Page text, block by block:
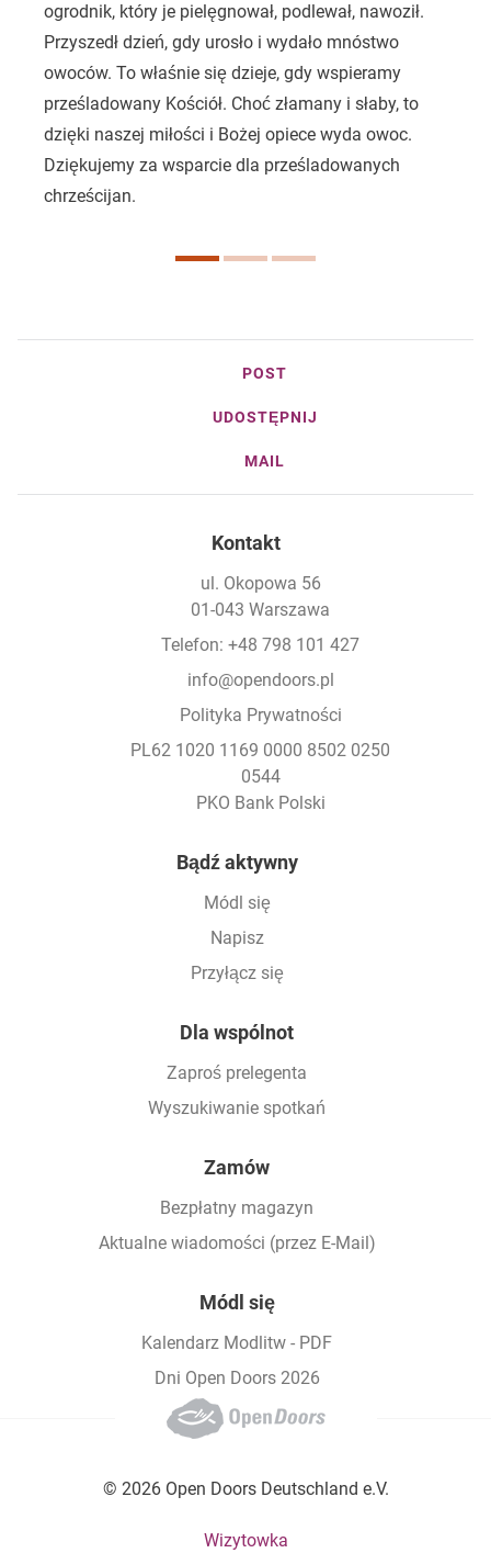
ogrodnik, który je pielęgnował, podlewał, nawoził.
Przyszedł dzień, gdy urosło i wydało mnóstwo
owoców. To właśnie się dzieje, gdy wspieramy
prześladowany Kościół. Choć złamany i słaby, to
dzięki naszej miłości i Bożej opiece wyda owoc.
Dziękujemy za wsparcie dla prześladowanych
chrześcijan.
POST
UDOSTĘPNIJ
MAIL
Kontakt
ul. Okopowa 56
01-043 Warszawa
Telefon: +48 798 101 427
info@opendoors.pl
Polityka Prywatności
PL62 1020 1169 0000 8502 0250
0544
PKO Bank Polski
Bądź aktywny
Módl się
Napisz
Przyłącz się
Dla wspólnot
Zaproś prelegenta
Wyszukiwanie spotkań
Zamów
Bezpłatny magazyn
Aktualne wiadomości (przez E-Mail)
Módl się
Kalendarz Modlitw - PDF
Dni Open Doors 2026
© 2026 Open Doors Deutschland e.V.
Footer bottom menuWizytowka